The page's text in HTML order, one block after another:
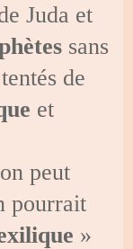
Juda et
sans
de
et
peut
pourrait
»